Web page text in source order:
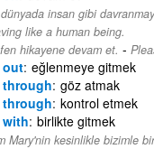
insan gibi
like a human being.
hikayene devam et. -
out eğlenmeye gitmek
through göz atmak
through kontrol etmek
with birlikte gitmek
Mary'nin kesinlikle bizimle